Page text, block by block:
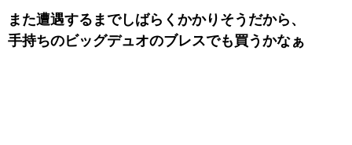
また遭遇するまでしばらくかかりそうだから、
手持ちのビッグデュオのブレスでも買うかなぁ